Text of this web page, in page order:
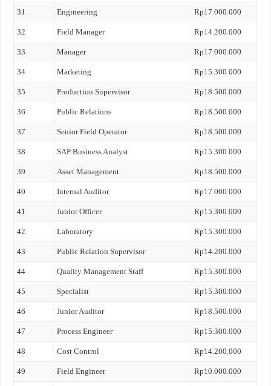
31 Engineering Rp17.000.000
32 Field Manager Rp14.200.000
33 Manager Rp17.000.000
34 Marketing Rp15.300.000
35 Production Supervisor Rp18.500.000
36 Public Relations Rp18.500.000
37 Senior Field Operator Rp18.500.000
38 SAP Business Analyst Rp15.300.000
39 Asset Management Rp18.500.000
40 Internal Auditor Rp17.000.000
41 Junior Officer Rp15.300.000
42 Laboratory Rp15.300.000
43 Public Relation Supervisor Rp14.200.000
44 Quality Management Staff Rp15.300.000
45 Specialist Rp15.300.000
46 Junior Auditor Rp18.500.000
47 Process Engineer Rp15.300.000
48 Cost Control Rp14.200.000
49 Field Engineer Rp10.000.000